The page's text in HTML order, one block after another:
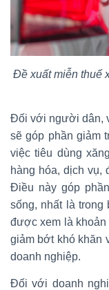
Đề xuất miễn thuế
Đối với người dân,
sẽ góp phần giảm
việc tiêu dùng
hàng hóa, dịch vụ,
Điều này góp
sống, nhất là
được xem là
giảm bớt khó khăn
doanh nghiệp.
Đối với doanh